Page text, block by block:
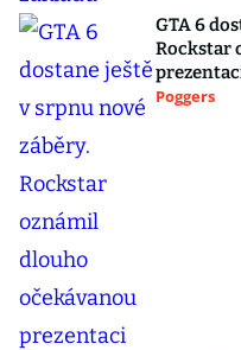
GTA 6
Rockstar
Poggers